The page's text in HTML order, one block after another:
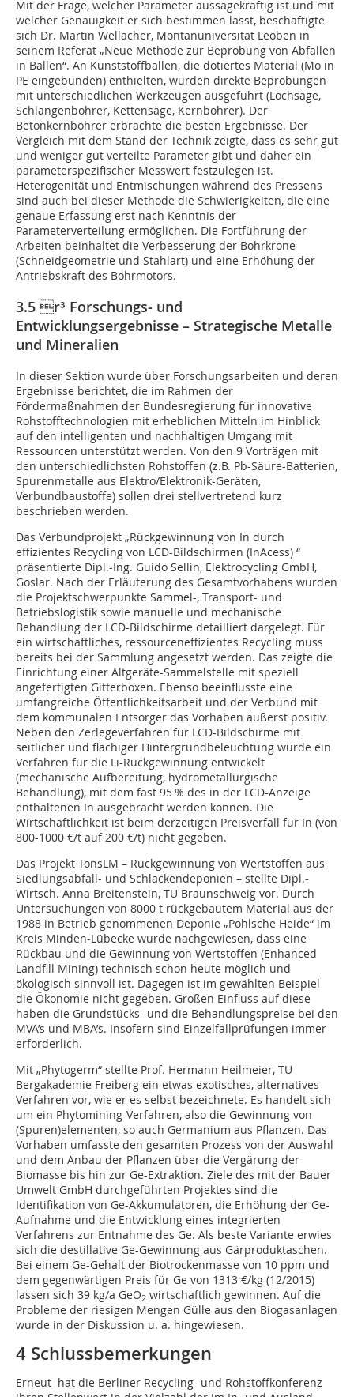
Mit der Frage, welcher Parameter aussagekräftig ist und mit
welcher Genauigkeit er sich bestimmen lässt, beschäftigte
sich Dr. Martin Wellacher, Montanuniversität Leoben in
seinem Referat „Neue Methode zur Beprobung von Abfällen
in Ballen“. An Kunststoffballen, die dotiertes Material (Mo in
PE eingebunden) enthielten, wurden direkte Beprobungen
mit unterschiedlichen Werkzeugen ausgeführt (Lochsäge,
Schlangenbohrer, Kettensäge, Kernbohrer). Der
Betonkernbohrer erbrachte die besten Ergebnisse. Der
Vergleich mit dem Stand der Technik zeigte, dass es sehr gut
und weniger gut verteilte Parameter gibt und daher ein
parameterspezifischer Messwert festzulegen ist.
Heterogenität und Entmischungen während des Pressens
sind auch bei dieser Methode die Schwierigkeiten, die eine
genaue Erfassung erst nach Kenntnis der
Parameterverteilung ermöglichen. Die Fortführung der
Arbeiten beinhaltet die Verbesserung der Bohrkrone
(Schneidgeometrie und Stahlart) und eine Erhöhung der
Antriebskraft des Bohrmotors.
3.5 r³ Forschungs- und
Entwicklungsergebnisse – Strategische Metalle
und Mineralien
In dieser Sektion wurde über Forschungsarbeiten und deren
Ergebnisse berichtet, die im Rahmen der
Fördermaßnahmen der Bundesregierung für innovative
Rohstofftechnologien mit erheblichen Mitteln im Hinblick
auf den intelligenten und nachhaltigen Umgang mit
Ressourcen unterstützt werden. Von den 9 Vorträgen mit
den unterschiedlichsten Rohstoffen (z.B. Pb-Säure-Batterien,
Spurenmetalle aus Elektro/Elektronik-Geräten,
Verbundbaustoffe) sollen drei stellvertretend kurz
beschrieben werden.
Das Verbundprojekt „Rückgewinnung von In durch
effizientes Recycling von LCD-Bildschirmen (InAcess) “
präsentierte Dipl.-Ing. Guido Sellin, Elektrocycling GmbH,
Goslar. Nach der Erläuterung des Gesamtvorhabens wurden
die Projektschwerpunkte Sammel-, Transport- und
Betriebslogistik sowie manuelle und mechanische
Behandlung der LCD-Bildschirme detailliert dargelegt. Für
ein wirtschaftliches, ressourceneffizientes Recycling muss
bereits bei der Sammlung angesetzt werden. Das zeigte die
Einrichtung einer Altgeräte-Sammelstelle mit speziell
angefertigten Gitterboxen. Ebenso beeinflusste eine
umfangreiche Öffentlichkeitsarbeit und der Verbund mit
dem kommunalen Entsorger das Vorhaben äußerst positiv.
Neben den Zerlegeverfahren für LCD-Bildschirme mit
seitlicher und flächiger Hintergrundbeleuchtung wurde ein
Verfahren für die Li-Rückgewinnung entwickelt
(mechanische Aufbereitung, hydrometallurgische
Behandlung), mit dem fast 95 % des in der LCD-Anzeige
enthaltenen In ausgebracht werden können. Die
Wirtschaftlichkeit ist beim derzeitigen Preisverfall für In (von
800-1000 €/t auf 200 €/t) nicht gegeben.
Das Projekt TönsLM – Rückgewinnung von Wertstoffen aus
Siedlungsabfall- und Schlackendeponien – stellte Dipl.-
Wirtsch. Anna Breitenstein, TU Braunschweig vor. Durch
Untersuchungen von 8000 t rückgebautem Material aus der
1988 in Betrieb genommenen Deponie „Pohlsche Heide“ im
Kreis Minden-Lübecke wurde nachgewiesen, dass eine
Rückbau und die Gewinnung von Wertstoffen (Enhanced
Landfill Mining) technisch schon heute möglich und
ökologisch sinnvoll ist. Dagegen ist im gewählten Beispiel
die Ökonomie nicht gegeben. Großen Einfluss auf diese
haben die Grundstücks- und die Behandlungspreise bei den
MVA’s und MBA’s. Insofern sind Einzelfallprüfungen immer
erforderlich.
Mit „Phytogerm“ stellte Prof. Hermann Heilmeier, TU
Bergakademie Freiberg ein etwas exotisches, alternatives
Verfahren vor, wie er es selbst bezeichnete. Es handelt sich
um ein Phytomining-Verfahren, also die Gewinnung von
(Spuren)elementen, so auch Germanium aus Pflanzen. Das
Vorhaben umfasste den gesamten Prozess von der Auswahl
und dem Anbau der Pflanzen über die Vergärung der
Biomasse bis hin zur Ge-Extraktion. Ziele des mit der Bauer
Umwelt GmbH durchgeführten Projektes sind die
Identifikation von Ge-Akkumulatoren, die Erhöhung der Ge-
Aufnahme und die Entwicklung eines integrierten
Verfahrens zur Entnahme des Ge. Als beste Variante erwies
sich die destillative Ge-Gewinnung aus Gärproduktaschen.
Bei einem Ge-Gehalt der Biotrockenmasse von 10 ppm und
dem gegenwärtigen Preis für Ge von 1313 €/kg (12/2015)
lassen sich 39 kg/a GeO2 wirtschaftlich gewinnen. Auf die
Probleme der riesigen Mengen Gülle aus den Biogasanlagen
wurde in der Diskussion u. a. hingewiesen.
4 Schlussbemerkungen
Erneut hat die Berliner Recycling- und Rohstoffkonferenz